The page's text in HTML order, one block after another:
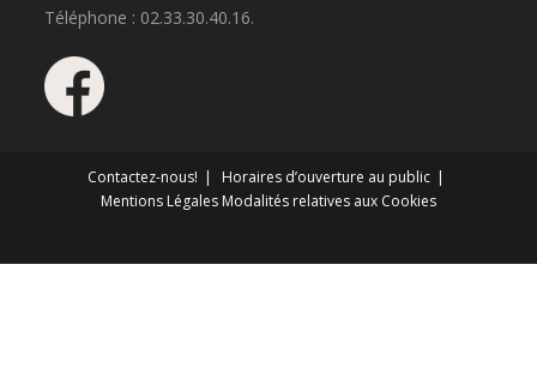
Téléphone : 02.33.30.40.16.
Contactez-nous!
Horaires d’ouverture au public
Mentions Légales Modalités relatives aux Cookies